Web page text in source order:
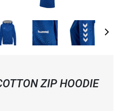
ZIP HOODIE